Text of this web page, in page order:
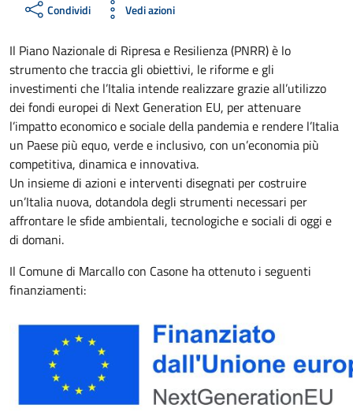
Condividi Vedi azioni
Il Piano Nazionale di Ripresa e Resilienza (PNRR) è lo
strumento che traccia gli obiettivi, le riforme e gli
investimenti che l’Italia intende realizzare grazie all’utilizzo
dei fondi europei di Next Generation EU, per attenuare
l’impatto economico e sociale della pandemia e rendere l’Italia
un Paese più equo, verde e inclusivo, con un’economia più
competitiva, dinamica e innovativa.
Un insieme di azioni e interventi disegnati per costruire
un’Italia nuova, dotandola degli strumenti necessari per
affrontare le sfide ambientali, tecnologiche e sociali di oggi e
di domani.
Il Comune di Marcallo con Casone ha ottenuto i seguenti
finanziamenti: